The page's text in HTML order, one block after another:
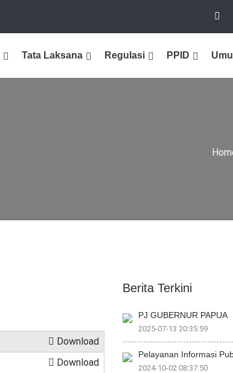
Tata Laksana Regulasi PPID
Download
Download
Berita Terkini
PJ GUBERNUR PAPUA
2025-07-13 20:35:59
Pelayanan Informasi
2024-10-02 08:37:50